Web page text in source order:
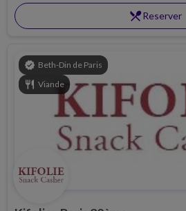
restaurant_menuReserver
verified Beth-Din de Paris
restaurant Viande